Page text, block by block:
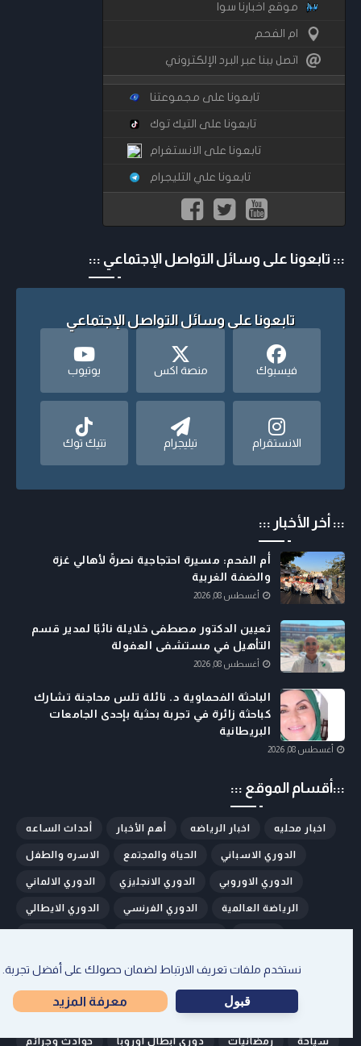
موقع اخبارنا سوا
ام الفحم
اتصل ببنا عبر البرد الإلكتروني
تابعونا على مجموعتنا
تابعونا على التيك توك
تابعونا على الانستغرام
تابعونا علي التليجرام
::: تابعونا على وسائل التواصل الإجتماعي :::
تابعونا على وسائل التواصل الإجتماعي
فيسبوك منصة اكس يوتيوب
الانستقرام تيليجرام تتيك توك
::: أخر الأخبار :::
أم الفحم: مسيرة احتجاجية نصرةً لأهالي غزة
والضفة الغربية
أغسطس 08, 2026
تعيين الدكتور مصطفى خلايلة نائبًا لمدير قسم
التأهيل في مستشفى العفولة
أغسطس 08, 2026
الباحثة الفحماوية د. نائلة تلس محاجنة تشارك
كباحثة زائرة في تجربة بحثية بإحدى الجامعات
البريطانية
أغسطس 08, 2026
:::أقسام الموقع :::
أحداث الساعه أهم الأخبار اخبار الرياضه اخبار محليه
الاسره والطفل الحياة والمجتمع الدوري الاسباني
الدوري الالماني الدوري الانجليزي الدوري الاوروبي
الدوري الايطالي الدوري الفرنسي الرياضة العالمية
ام الفحم والمنطقة
تقارير مصورة تقارير ومقالات تكنولوجيا
ثقافة وفنون جامعات ومدارس حارتنا حالة الطقس
حوادث وجرائم دوري ابطال اوروبا رمضانيات سياحة
نستخدم ملفات تعريف الارتباط لضمان حصولك على أفضل تجربة.
قبول معرفة المزيد